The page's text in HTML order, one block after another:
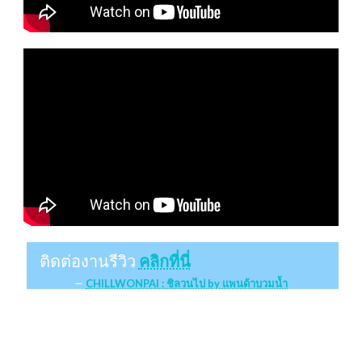
ติดต่องานรีวิว คลิกที่นี่
CHILLWONPAI : ชิลวนไป by แพนด้าบวมน้ำ